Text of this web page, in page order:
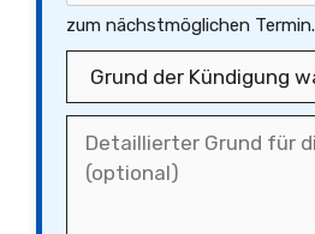
zum nächstmöglichen Termin.